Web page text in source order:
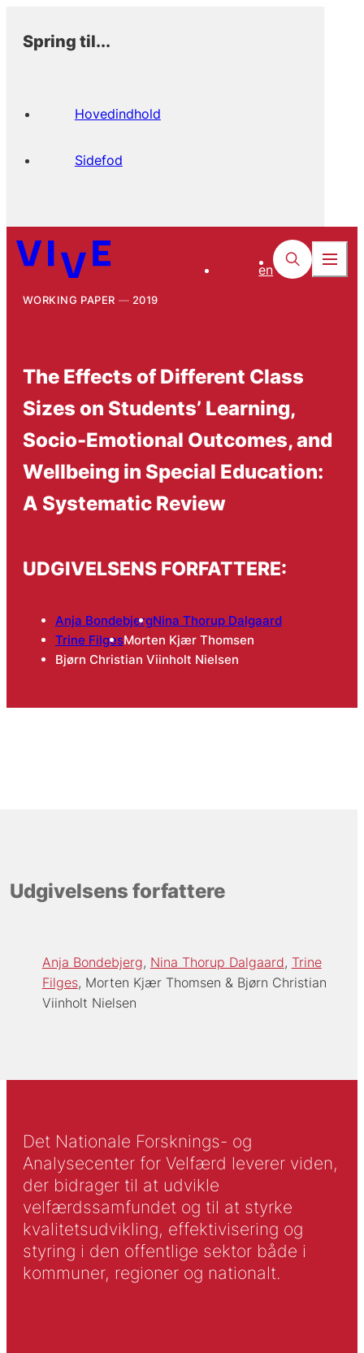
Spring til...
Hovedindhold
Sidefod
en
WORKING PAPER 2019
The Effects of Different Class
Sizes on Students’ Learning,
Socio-Emotional Outcomes, and
Wellbeing in Special Education:
A Systematic Review
UDGIVELSENS FORFATTERE:
Anja BondebjergNina Thorup Dalgaard
Trine FilgesMorten Kjær Thomsen
Bjørn Christian Viinholt Nielsen
Udgivelsens forfattere
Anja Bondebjerg Nina Thorup Dalgaard Trine
Filges Morten Kjær Thomsen
Bjørn Christian
Viinholt Nielsen
Det Nationale Forsknings- og
Analysecenter for Velfærd leverer viden,
der bidrager til at udvikle
velfærdssamfundet og til at styrke
kvalitetsudvikling, effektivisering og
styring i den offentlige sektor både i
kommuner, regioner og nationalt.